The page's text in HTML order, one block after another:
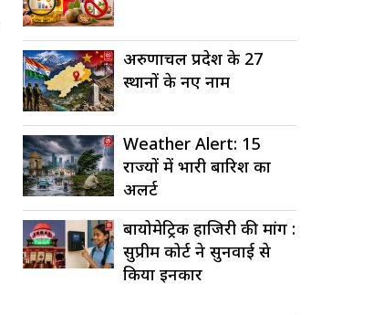
अरुणाचल प्रदेश के 27
स्थानों के नए नाम
Weather Alert: 15
राज्यों में भारी बारिश का
अलर्ट
बायोमेट्रिक हाजिरी की मांग :
सुप्रीम कोर्ट ने सुनवाई से
किया इनकार